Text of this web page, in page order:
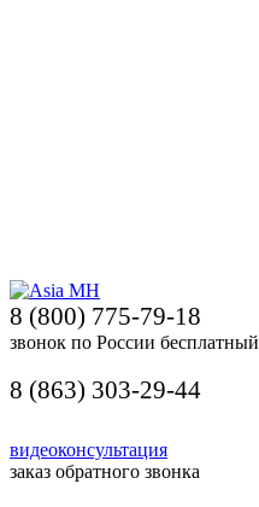
8 (800) 775-79-18
звонок по России бесплатный
8 (863) 303-29-44
видеоконсультация
заказ обратного звонка